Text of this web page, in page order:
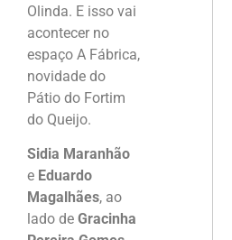
Olinda. E isso vai
acontecer no
espaço A Fábrica,
novidade do
Pátio do Fortim
do Queijo.
Sidia Maranhão
e Eduardo
Magalhães, ao
lado de Gracinha